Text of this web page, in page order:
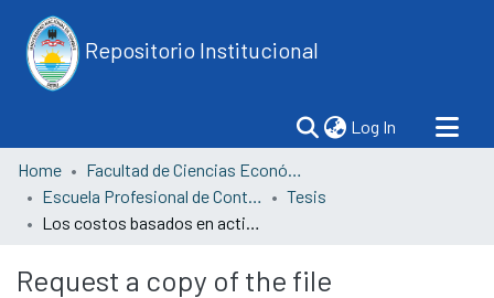
Repositorio Institucional
Log In (current)
Home
Facultad de Ciencias Económicas
Escuela Profesional de Contabilidad
Tesis
Los costos basados en actividades para la gestión comercial del limón en el centro poblado de Cabuyal – Tumbes - 2023
Request a copy of the file